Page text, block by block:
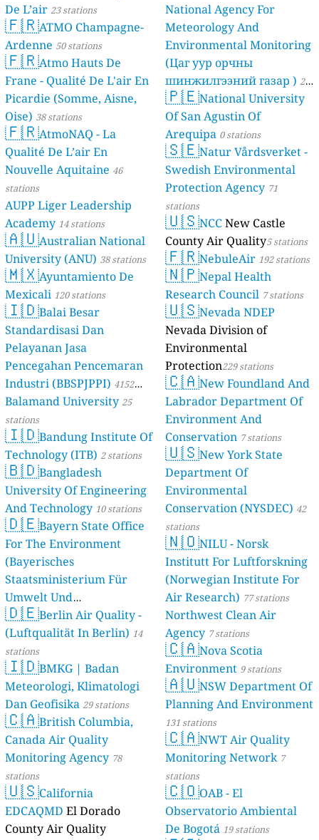
De L’air 23 stations
🇫🇷ATMO Champagne-
Ardenne 50 stations
🇫🇷Atmo Hauts De
Frane - Qualité De L'air En
Picardie (Somme, Aisne,
Oise) 38 stations
🇫🇷AtmoNAQ - La
Qualité De L’air En
Nouvelle Aquitaine 46
stations
AUPP Liger Leadership
Academy 14 stations
🇦🇺Australian National
University (ANU) 38 stations
🇲🇽Ayuntamiento De
Mexicali 120 stations
🇮🇩Balai Besar
Standardisasi Dan
Pelayanan Jasa
Pencegahan Pencemaran
Industri (BBSPJPPI) 4152
stations
Balamand University25
stations
🇮🇩Bandung Institute Of
Technology (ITB) 2 stations
🇧🇩Bangladesh
University Of Engineering
And Technology 10 stations
🇩🇪Bayern State Office
For The Environment
(Bayerisches
Staatsministerium Für
Umwelt Und
Verbraucherschutz) - LfU
46 stations
🇩🇪Berlin Air Quality -
(Luftqualität In Berlin) 14
stations
🇮🇩BMKG | Badan
Meteorologi, Klimatologi
Dan Geofisika 29 stations
🇨🇦British Columbia,
Canada Air Quality
Monitoring Agency 78
stations
🇺🇸California
EDCAQMD El Dorado
County Air Quality
National Agency For
Meteorology And
Environmental Monitoring
(Цаг уур орчны
шинжилгээний газар ) 21
stations
🇵🇪National University
Of San Agustin Of
Arequipa 0 stations
🇸🇪Natur Vårdsverket -
Swedish Environmental
Protection Agency 71
stations
🇺🇸NCCNew Castle
County Air Quality5 stations
🇫🇷NebuleAir 192 stations
🇳🇵Nepal Health
Research Council 7 stations
🇺🇸Nevada NDEP
Nevada Division of
Environmental
Protection229 stations
🇨🇦New Foundland And
Labrador Department Of
Environment And
Conservation 7 stations
🇺🇸New York State
Department Of
Environmental
Conservation (NYSDEC) 42
stations
🇳🇴NILU - Norsk
Institutt For Luftforskning
(Norwegian Institute For
Air Research) 77 stations
Northwest Clean Air
Agency 7 stations
🇨🇦Nova Scotia
Environment 9 stations
🇦🇺NSW Department Of
Planning And Environment
131 stations
🇨🇦NWT Air Quality
Monitoring Network 7
stations
🇨🇴OAB - El
Observatorio Ambiental
De Bogotá 19 stations